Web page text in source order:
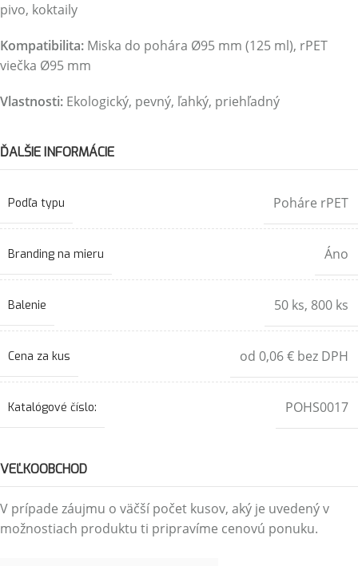
pivo, koktaily
Kompatibilita: Miska do pohára Ø95 mm (125 ml), rPET
viečka Ø95 mm
Vlastnosti: Ekologický, pevný, ľahký, priehľadný
ĎALŠIE INFORMÁCIE
Podľa typu Poháre rPET
Branding na mieru Áno
Balenie 50 ks, 800 ks
Cena za kus od 0,06 € bez DPH
Katalógové číslo: POHS0017
VEĽKOOBCHOD
V prípade záujmu o väčší počet kusov, aký je uvedený v
možnostiach produktu ti pripravíme cenovú ponuku.